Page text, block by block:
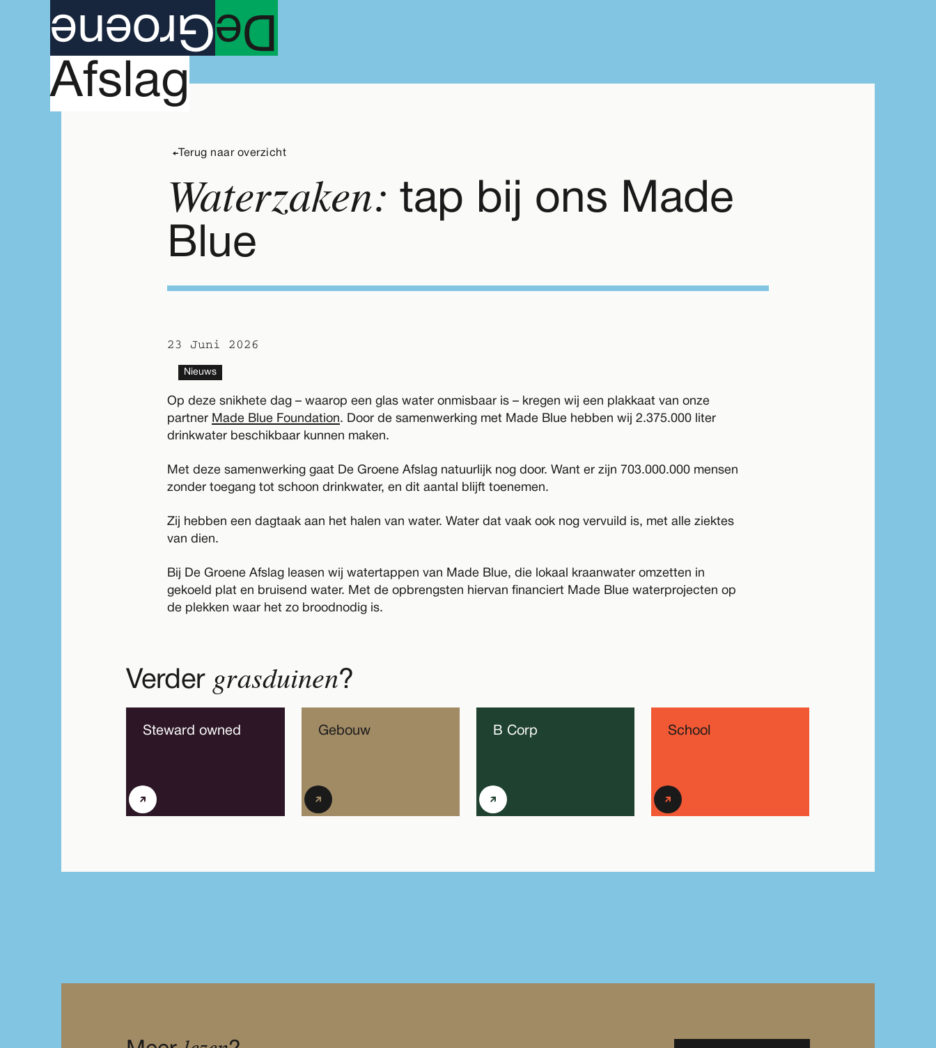
G
roene D
e
Afslag
Agenda
Terug naar overzicht
Waterzaken: tap bij ons Made
Blue
23 Juni 2026
Nieuws
Op deze snikhete dag – waarop een glas water onmisbaar is – kregen wij een plakkaat van onze
partner Made Blue Foundation. Door de samenwerking met Made Blue hebben wij 2.375.000 liter
drinkwater beschikbaar kunnen maken.
Met deze samenwerking gaat De Groene Afslag natuurlijk nog door. Want er zijn 703.000.000 mensen
zonder toegang tot schoon drinkwater, en dit aantal blijft toenemen.
Zij hebben een dagtaak aan het halen van water. Water dat vaak ook nog vervuild is, met alle ziektes
van dien.
Bij De Groene Afslag leasen wij watertappen van Made Blue, die lokaal kraanwater omzetten in
gekoeld plat en bruisend water. Met de opbrengsten hiervan financiert Made Blue waterprojecten op
de plekken waar het zo broodnodig is.
Verder grasduinen?
Steward owned Gebouw B Corp School